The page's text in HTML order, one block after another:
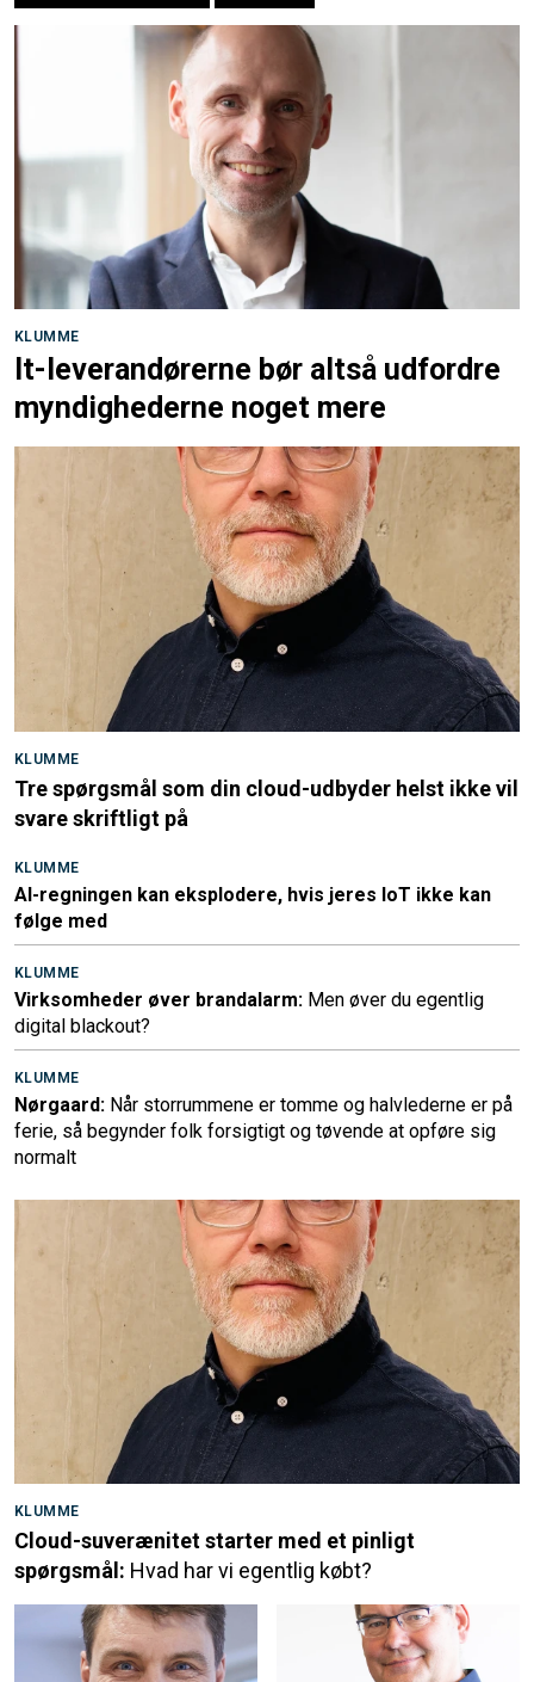
KLUMME
It-leverandørerne bør altså udfordre
myndighederne noget mere
KLUMME
Tre spørgsmål som din cloud-udbyder helst ikke vil
svare skriftligt på
KLUMME
AI-regningen kan eksplodere, hvis jeres IoT ikke kan
følge med
KLUMME
Virksomheder øver brandalarm: Men øver du egentlig
digital blackout?
KLUMME
Nørgaard: Når storrummene er tomme og halvlederne er på
ferie, så begynder folk forsigtigt og tøvende at opføre sig
normalt
KLUMME
Cloud-suverænitet starter med et pinligt
spørgsmål: Hvad har vi egentlig købt?